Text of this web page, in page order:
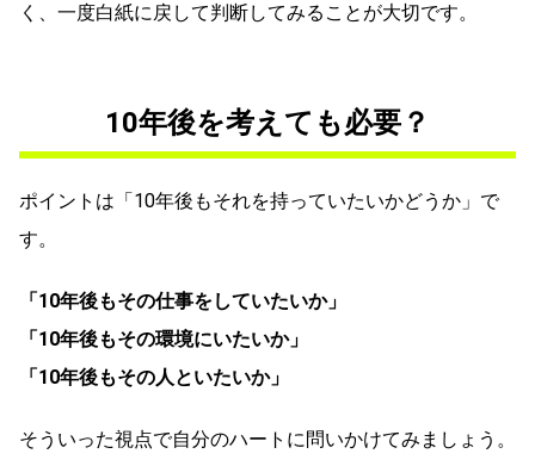
く、一度白紙に戻して判断してみることが大切です。
10年後を考えても必要？
ポイントは「10年後もそれを持っていたいかどうか」で
す。
「10年後もその仕事をしていたいか」
「10年後もその環境にいたいか」
「10年後もその人といたいか」
そういった視点で自分のハートに問いかけてみましょう。